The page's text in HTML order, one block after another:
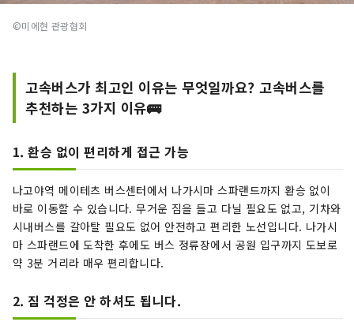
©미에현 관광협회
고속버스가 최고인 이유는 무엇일까요? 고속버스를
추천하는 3가지 이유🚌
1. 환승 없이 편리하게 접근 가능
나고야역 메이테츠 버스센터에서 나가시마 스파랜드까지 환승 없이
바로 이동할 수 있습니다. 무거운 짐을 들고 다닐 필요도 없고, 기차와
시내버스를 갈아탈 필요도 없어 안전하고 편리한 노선입니다. 나가시
마 스파랜드에 도착한 후에도 버스 정류장에서 공원 입구까지 도보로
약 3분 거리라 매우 편리합니다.
2. 짐 걱정은 안 하셔도 됩니다.